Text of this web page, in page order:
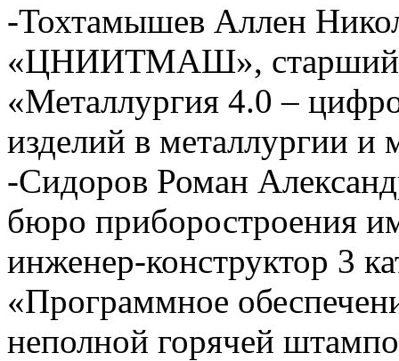
-Тохтамышев Аллен
«ЦНИИТМАШ», старший
«Металлургия 4.0 –
изделий в металлургии
-Сидоров Роман
бюро приборостроения
инженер-конструктор 3
«Программное
неполной горячей